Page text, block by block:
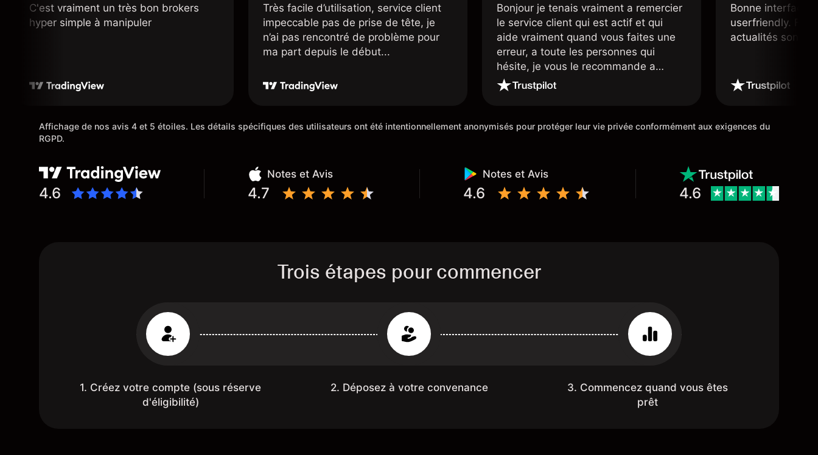
C'est vraiment un très bon brokers
hyper simple à manipuler
Très facile d’utilisation, service client
impeccable pas de prise de tête, je
n’ai pas rencontré de problème pour
ma part depuis le début...
Bonjour je tenais vraiment a remercier
le service client qui est actif et qui
aide vraiment quand vous faites une
erreur, a toute les personnes qui
hésite, je vous le recommande a
100%. Un courtier très fiable et digne
Bonne interface
userfriendly.
actualités sont
Affichage de nos avis 4 et 5 étoiles. Les détails spécifiques des utilisateurs ont été intentionnellement anonymisés pour protéger leur vie privée conformément aux exigences du
RGPD.
4.6
Notes et Avis
4.7
Notes et Avis
4.6 4.6
Trois étapes pour commencer
1. Créez votre compte (sous réserve
d'éligibilité)
2. Déposez à votre convenance
3. Commencez quand vous êtes
prêt